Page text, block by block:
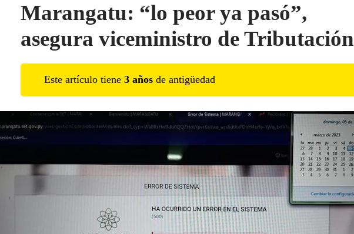
Marangatu: “lo peor ya pasó”,
asegura viceministro de Tributación
Este artículo tiene 3 años de antigüedad